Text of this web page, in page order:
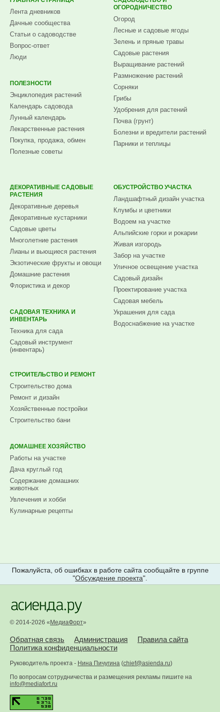
Лента дневников
Дачные сообщества
Статьи о садоводстве
Вопрос-ответ
Люди
ПОЛЕЗНОСТИ
Энциклопедия растений
Календарь садовода
Лунный календарь
Лекарственные растения
Покупка, продажа, обмен
Полезные советы
ОГОРОДНИЧЕСТВО
Огород
Лесные и садовые ягоды
Зелень и пряные травы
Садовые растения
Выращивание растений
Размножение растений
Сорняки
Грибы
Удобрения для растений
Почва (грунт)
Болезни и вредители растений
Парники и теплицы
ДЕКОРАТИВНЫЕ САДОВЫЕ
РАСТЕНИЯ
Декоративные деревья
Декоративные кустарники
Садовые цветы
Многолетние растения
Лианы и вьющиеся растения
Экзотические фрукты и овощи
Домашние растения
Флористика и декор
САДОВАЯ ТЕХНИКА И
ИНВЕНТАРЬ
Техника для сада
Садовый инструмент
(инвентарь)
ОБУСТРОЙСТВО УЧАСТКА
Ландшафтный дизайн участка
Клумбы и цветники
Водоем на участке
Альпийские горки и рокарии
Живая изгородь
Забор на участке
Уличное освещение участка
Садовый дизайн
Проектирование участка
Садовая мебель
Украшения для сада
Водоснабжение на участке
СТРОИТЕЛЬСТВО И РЕМОНТ
Строительство дома
Ремонт и дизайн
Хозяйственные постройки
Строительство бани
ДОМАШНЕЕ ХОЗЯЙСТВО
Работы на участке
Дача круглый год
Содержание домашних
животных
Увлечения и хобби
Кулинарные рецепты
Пожалуйста, об ошибках в работе сайта сообщайте в группе
"Обсуждение проекта".
© 2014-2026 «МедиаФорт»
Обратная связь Администрация
Правила сайта
Политика конфиденциальности
Руководитель проекта - Нина Пичугина (chief@asienda.ru)
По вопросам сотрудничества и размещения рекламы пишите на
info@mediafort.ru